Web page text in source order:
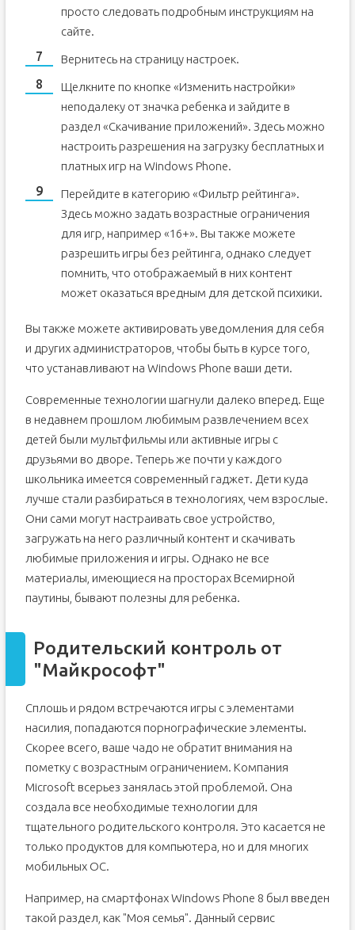
просто следовать подробным инструкциям на
сайте.
Вернитесь на страницу настроек.
Щелкните по кнопке «Изменить настройки»
неподалеку от значка ребенка и зайдите в
раздел «Скачивание приложений». Здесь можно
настроить разрешения на загрузку бесплатных и
платных игр на Windows Phone.
Перейдите в категорию «Фильтр рейтинга».
Здесь можно задать возрастные ограничения
для игр, например «16+». Вы также можете
разрешить игры без рейтинга, однако следует
помнить, что отображаемый в них контент
может оказаться вредным для детской психики.
Вы также можете активировать уведомления для себя
и других администраторов, чтобы быть в курсе того,
что устанавливают на Windows Phone ваши дети.
Современные технологии шагнули далеко вперед. Еще
в недавнем прошлом любимым развлечением всех
детей были мультфильмы или активные игры с
друзьями во дворе. Теперь же почти у каждого
школьника имеется современный гаджет. Дети куда
лучше стали разбираться в технологиях, чем взрослые.
Они сами могут настраивать свое устройство,
загружать на него различный контент и скачивать
любимые приложения и игры. Однако не все
материалы, имеющиеся на просторах Всемирной
паутины, бывают полезны для ребенка.
Родительский контроль от
"Майкрософт"
Сплошь и рядом встречаются игры с элементами
насилия, попадаются порнографические элементы.
Скорее всего, ваше чадо не обратит внимания на
пометку с возрастным ограничением. Компания
Microsoft всерьез занялась этой проблемой. Она
создала все необходимые технологии для
тщательного родительского контроля. Это касается не
только продуктов для компьютера, но и для многих
мобильных ОС.
Например, на смартфонах Windows Phone 8 был введен
такой раздел, как "Моя семья". Данный сервис